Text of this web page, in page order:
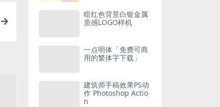
暗红色背景白银金属
质感LOGO样机
一点明体「免费可商
用的繁体字下载」
建筑师手稿效果PS动
作 Photoshop Actio
n